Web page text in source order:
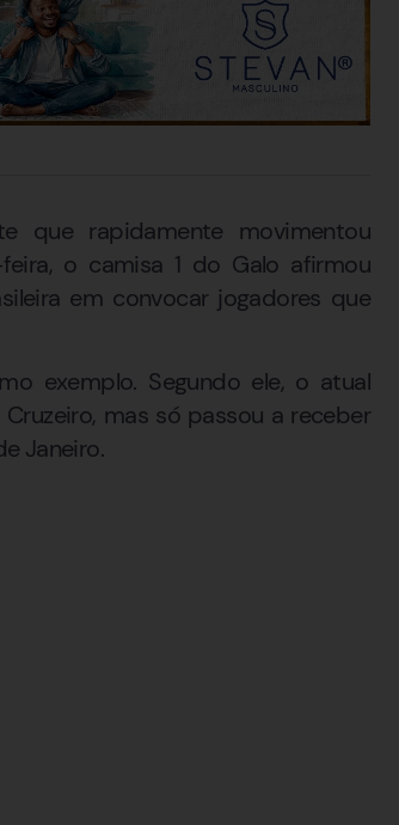
que rapidamente movimentou
o camisa 1 do Galo afirmou
em convocar jogadores que
exemplo. Segundo ele, o atual
mas só passou a receber
Janeiro.